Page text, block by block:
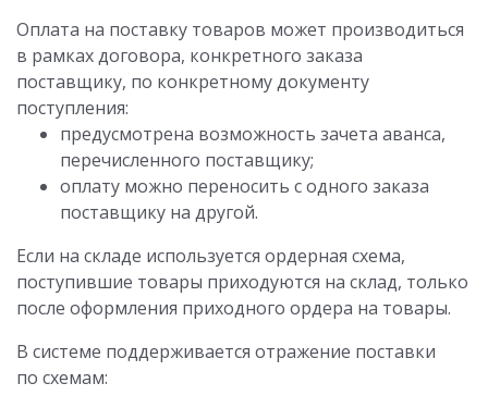
Оплата на поставку товаров может производиться
в рамках договора, конкретного заказа
поставщику, по конкретному документу
поступления:
предусмотрена возможность зачета аванса,
перечисленного поставщику;
оплату можно переносить с одного заказа
поставщику на другой.
Если на складе используется ордерная схема,
поступившие товары приходуются на склад, только
после оформления приходного ордера на товары.
В системе поддерживается отражение поставки
по схемам: